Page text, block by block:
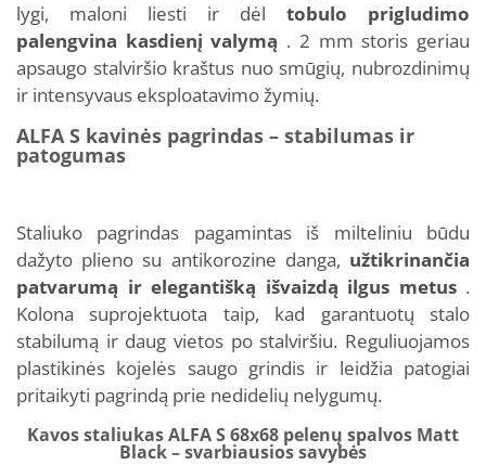
lygi, maloni liesti ir dėl tobulo prigludimo
palengvina kasdienį valymą . 2 mm storis geriau
apsaugo stalviršio kraštus nuo smūgių, nubrozdinimų
ir intensyvaus eksploatavimo žymių.
ALFA S kavinės pagrindas – stabilumas ir
patogumas
Staliuko pagrindas pagamintas iš milteliniu būdu
dažyto plieno su antikorozine danga, užtikrinančia
patvarumą ir elegantišką išvaizdą ilgus metus .
Kolona suprojektuota taip, kad garantuotų stalo
stabilumą ir daug vietos po stalviršiu. Reguliuojamos
plastikinės kojelės saugo grindis ir leidžia patogiai
pritaikyti pagrindą prie nedidelių nelygumų.
Kavos staliukas ALFA S 68x68 pelenų spalvos Matt
Black – svarbiausios savybės